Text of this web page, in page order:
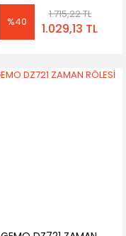
%40
1.715,22 TL
1.029,13 TL